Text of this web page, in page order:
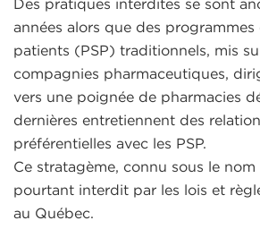
Des pratiques interdites se sont
années alors que des
patients (PSP) traditionnels, mis
compagnies pharmaceutiques,
vers une poignée de pharmacies
dernières entretiennent des
préférentielles avec les PSP.
Ce stratagème, connu sous le
pourtant interdit par les lois et
au Québec.